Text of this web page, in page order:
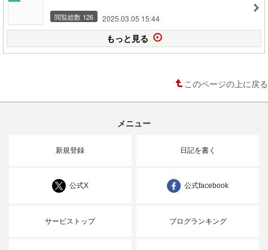
閲覧総数 126 2025.03.05 15:44
もっと見る
このページの上に戻る
メニュー
新規登録 日記を書く
公式X 公式facebook
サービストップ ブログランキング